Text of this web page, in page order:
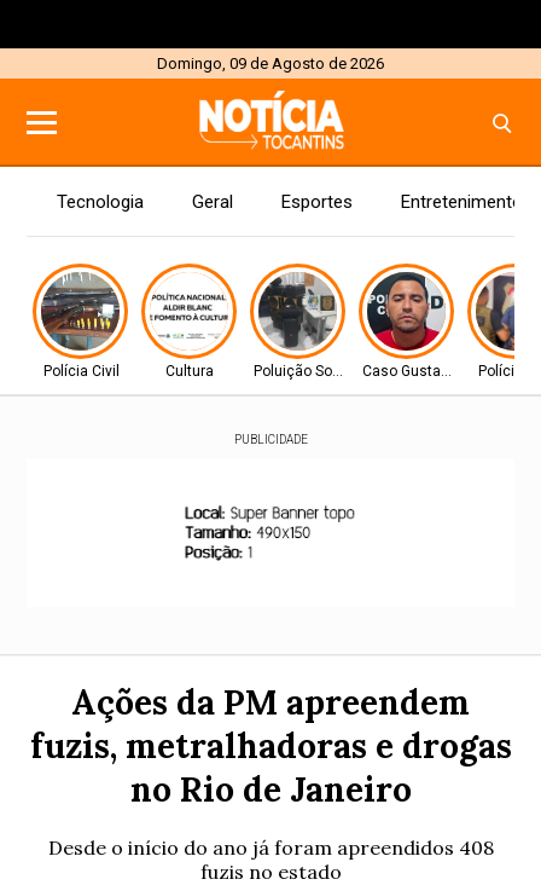
Domingo, 09 de Agosto de 2026
Tecnologia Geral Esportes Entretenimento
Polícia Civil Cultura Poluição SonoraCaso Gustavo Veloso
Polícia
PUBLICIDADE
Ações da PM apreendem
fuzis, metralhadoras e drogas
no Rio de Janeiro
Desde o início do ano já foram apreendidos 408
fuzis no estado